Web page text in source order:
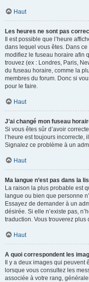
Haut
Les heures ne sont pas
Il est possible que l’heure
dans lequel vous êtes. Dans ce
modifiez le fuseau horaire afin
trouvez (ex : Londres, Paris,
du fuseau horaire, comme la
membres du forum. Donc si
pour le faire.
Haut
J’ai changé mon fuseau
Si vous êtes sûr d’avoir
l’heure est toujours incorrecte,
Signalez ce problème à un
Haut
Ma langue n’est pas dans la
La raison la plus probable est
langue ou bien que personne
Essayez de demander à un
désirée. Si elle n’existe pas,
traduction. Vous trouverez plus
Haut
A quoi correspondent les
Il y a deux images qui
lorsque vous consultez les
associée à votre rang,